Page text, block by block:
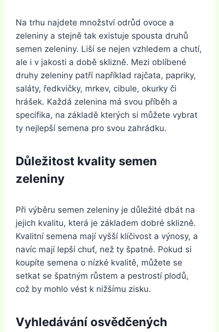
Na trhu najdete množství odrůd ovoce a
zeleniny a stejně tak existuje spousta druhů
semen zeleniny. Liší se nejen vzhledem a chutí,
ale i v jakosti a době sklizně. Mezi oblíbené
druhy zeleniny patří například rajčata, papriky,
saláty, ředkvičky, mrkev, cibule, okurky či
hrášek. Každá zelenina má svou příběh a
specifika, na základě kterých si můžete vybrat
ty nejlepší semena pro svou zahrádku.
Důležitost kvality semen
zeleniny
Při výběru semen zeleniny je důležité dbát na
jejich kvalitu, která je základem dobré sklizně.
Kvalitní semena mají vyšší klíčivost a výnosy, a
navíc mají lepší chuť, než ty špatné. Pokud si
koupíte semena o nízké kvalitě, můžete se
setkat se špatným růstem a pestrostí plodů,
což by mohlo vést k nižšímu zisku.
Vyhledávání osvědčených